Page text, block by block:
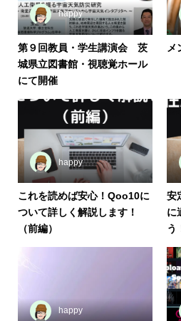
happy
第９回教員・学生講演会 茨
城県立図書館・視聴覚ホール
にて開催
メ
happy
これを読めば安心！Qoo10に
ついて詳しく解説します！
（前編）
安
に
う
happy